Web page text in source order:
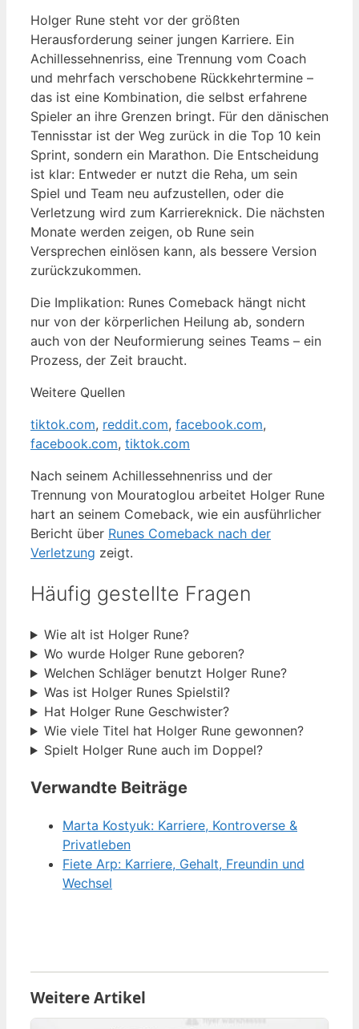
Holger Rune steht vor der größten
Herausforderung seiner jungen Karriere. Ein
Achillessehnenriss, eine Trennung vom Coach
und mehrfach verschobene Rückkehrtermine –
das ist eine Kombination, die selbst erfahrene
Spieler an ihre Grenzen bringt. Für den dänischen
Tennisstar ist der Weg zurück in die Top 10 kein
Sprint, sondern ein Marathon. Die Entscheidung
ist klar: Entweder er nutzt die Reha, um sein
Spiel und Team neu aufzustellen, oder die
Verletzung wird zum Karriereknick. Die nächsten
Monate werden zeigen, ob Rune sein
Versprechen einlösen kann, als bessere Version
zurückzukommen.
Die Implikation: Runes Comeback hängt nicht
nur von der körperlichen Heilung ab, sondern
auch von der Neuformierung seines Teams – ein
Prozess, der Zeit braucht.
Weitere Quellen
tiktok.com, reddit.com, facebook.com,
facebook.com, tiktok.com
Nach seinem Achillessehnenriss und der
Trennung von Mouratoglou arbeitet Holger Rune
hart an seinem Comeback, wie ein ausführlicher
Bericht über Runes Comeback nach der
Verletzung zeigt.
Häufig gestellte Fragen
Wie alt ist Holger Rune?
Wo wurde Holger Rune geboren?
Welchen Schläger benutzt Holger Rune?
Was ist Holger Runes Spielstil?
Hat Holger Rune Geschwister?
Wie viele Titel hat Holger Rune gewonnen?
Spielt Holger Rune auch im Doppel?
Verwandte Beiträge
Marta Kostyuk: Karriere, Kontroverse &
Privatleben
Fiete Arp: Karriere, Gehalt, Freundin und
Wechsel
Weitere Artikel